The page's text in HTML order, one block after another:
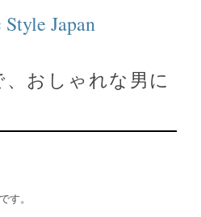
Japan
おしゃれな男に
す。